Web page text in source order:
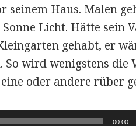
seinem Haus. Malen
Licht. Hätte sein
gehabt, er
So wird wenigstens die
oder andere rüber
00:00